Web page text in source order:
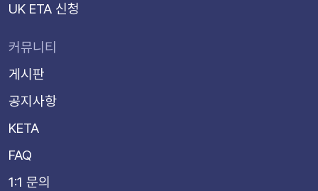
UK ETA 신청
커뮤니티
게시판
공지사항
KETA
FAQ
1:1 문의